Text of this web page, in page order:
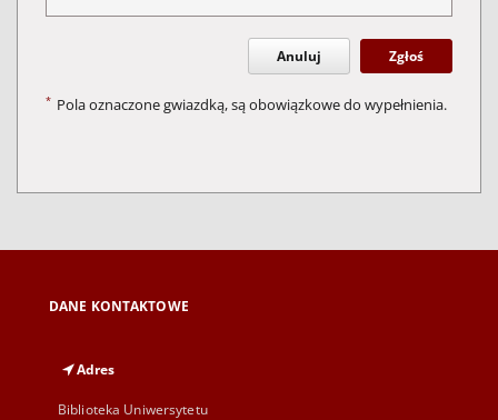
Anuluj Zgłoś
* Pola oznaczone gwiazdką, są obowiązkowe do wypełnienia.
DANE KONTAKTOWE
Adres
Biblioteka Uniwersytetu